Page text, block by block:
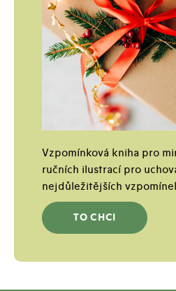
Vzpomínková kniha pro
ručních ilustrací pro
nejdůležitějších
TO CHCI